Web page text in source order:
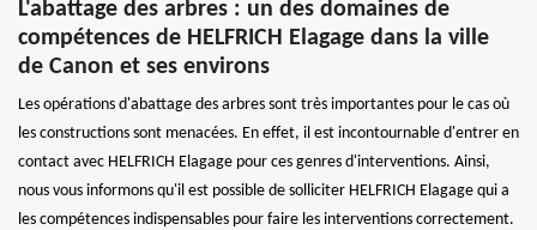
L'abattage des arbres : un des domaines de
compétences de HELFRICH Elagage dans la ville
de Canon et ses environs
Les opérations d'abattage des arbres sont très importantes pour le cas où
les constructions sont menacées. En effet, il est incontournable d'entrer en
contact avec HELFRICH Elagage pour ces genres d'interventions. Ainsi,
nous vous informons qu'il est possible de solliciter HELFRICH Elagage qui a
les compétences indispensables pour faire les interventions correctement.